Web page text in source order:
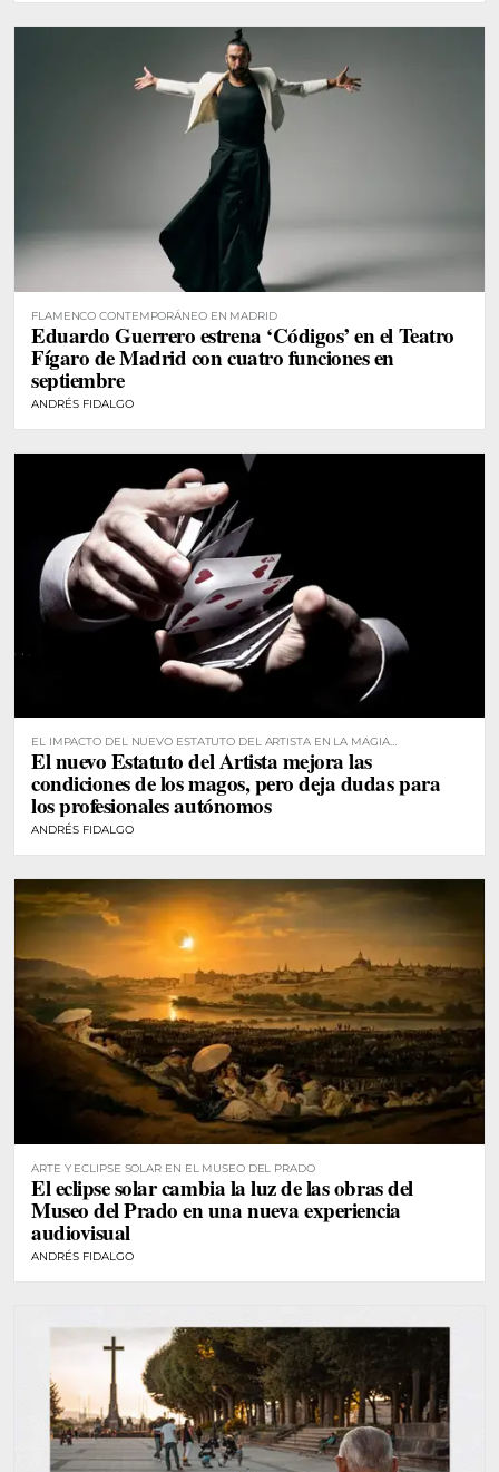
FLAMENCO CONTEMPORÁNEO EN MADRID
Eduardo Guerrero estrena ‘Códigos’ en el Teatro
Fígaro de Madrid con cuatro funciones en
septiembre
ANDRÉS FIDALGO
EL IMPACTO DEL NUEVO ESTATUTO DEL ARTISTA EN LA MAGIA
PROFESIONAL
El nuevo Estatuto del Artista mejora las
condiciones de los magos, pero deja dudas para
los profesionales autónomos
ANDRÉS FIDALGO
ARTE Y ECLIPSE SOLAR EN EL MUSEO DEL PRADO
El eclipse solar cambia la luz de las obras del
Museo del Prado en una nueva experiencia
audiovisual
ANDRÉS FIDALGO